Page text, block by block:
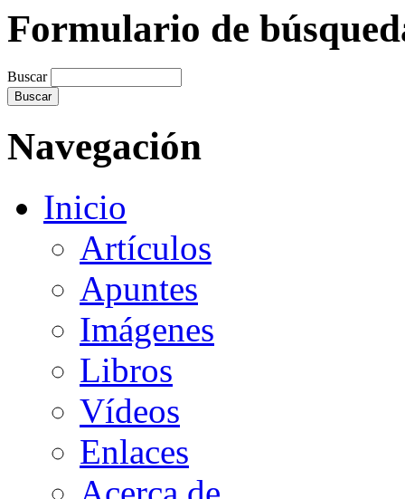
Formulario de
Buscar
Navegación
Inicio
Artículos
Apuntes
Imágenes
Libros
Vídeos
Enlaces